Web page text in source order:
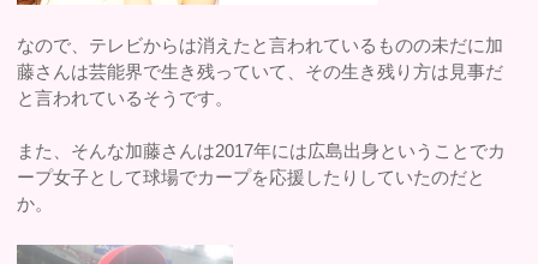
なので、テレビからは消えたと言われているものの未だに加
藤さんは芸能界で生き残っていて、その生き残り方は見事だ
と言われているそうです。
また、そんな加藤さんは2017年には広島出身ということでカ
ープ女子として球場でカープを応援したりしていたのだと
か。